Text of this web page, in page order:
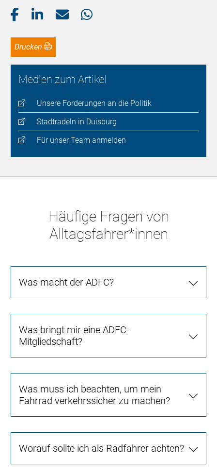
Drucken
Medien zum Artikel
Unsere Forderungen an die Politik
Stadtradeln in Duisburg
Für unser Team anmelden
Häufige Fragen von
Alltagsfahrer*innen
Was macht der ADFC?
Was bringt mir eine ADFC-
Mitgliedschaft?
Was muss ich beachten, um mein
Fahrrad verkehrssicher zu machen?
Worauf sollte ich als Radfahrer achten?